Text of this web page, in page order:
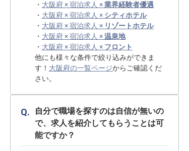
・ 大阪府 × 宿泊求人 ×業界経験者優遇
・ 大阪府 × 宿泊求人 × シティホテル
・ 大阪府 × 宿泊求人 × リゾートホテル
・ 大阪府 × 宿泊求人 ×温泉地
・ 大阪府 × 宿泊求人 × フロント
他にも様々な条件で絞り込みができま
す！ 大阪府の一覧ページからご確認くだ
さい。
自分で職場を探すのは自信が無いの
で、求人を紹介してもらうことは可
能ですか？